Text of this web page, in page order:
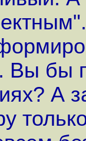
Вы бы
А